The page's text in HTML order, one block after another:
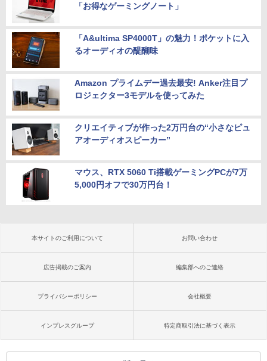
「お得なゲーミングノート」
「A&ultima SP4000T」の魅力！ポケットに入
るオーディオの醍醐味
Amazon プライムデー過去最安! Anker注目プ
ロジェクター3モデルを使ってみた
クリエイティブが作った2万円台の“小さなピュ
アオーディオスピーカー”
マウス、RTX 5060 Ti搭載ゲーミングPCが7万
5,000円オフで30万円台！
本サイトのご利用について お問い合わせ
広告掲載のご案内 編集部へのご連絡
プライバシーポリシー 会社概要
インプレスグループ 特定商取引法に基づく表示